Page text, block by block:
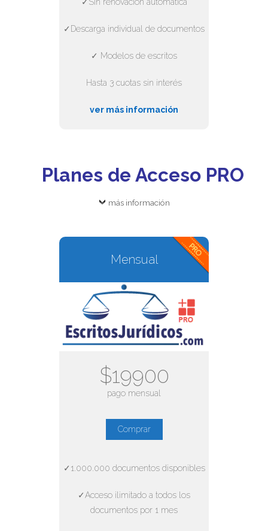
✓Sin renovación automática
✓Descarga individual de documentos
✓ Modelos de escritos
Hasta 3 cuotas sin interés
ver más información
Planes de Acceso PRO
más información
Mensual
$19900
pago mensual
Comprar
✓1.000.000 documentos disponibles
✓Acceso ilimitado a todos los
documentos por 1 mes